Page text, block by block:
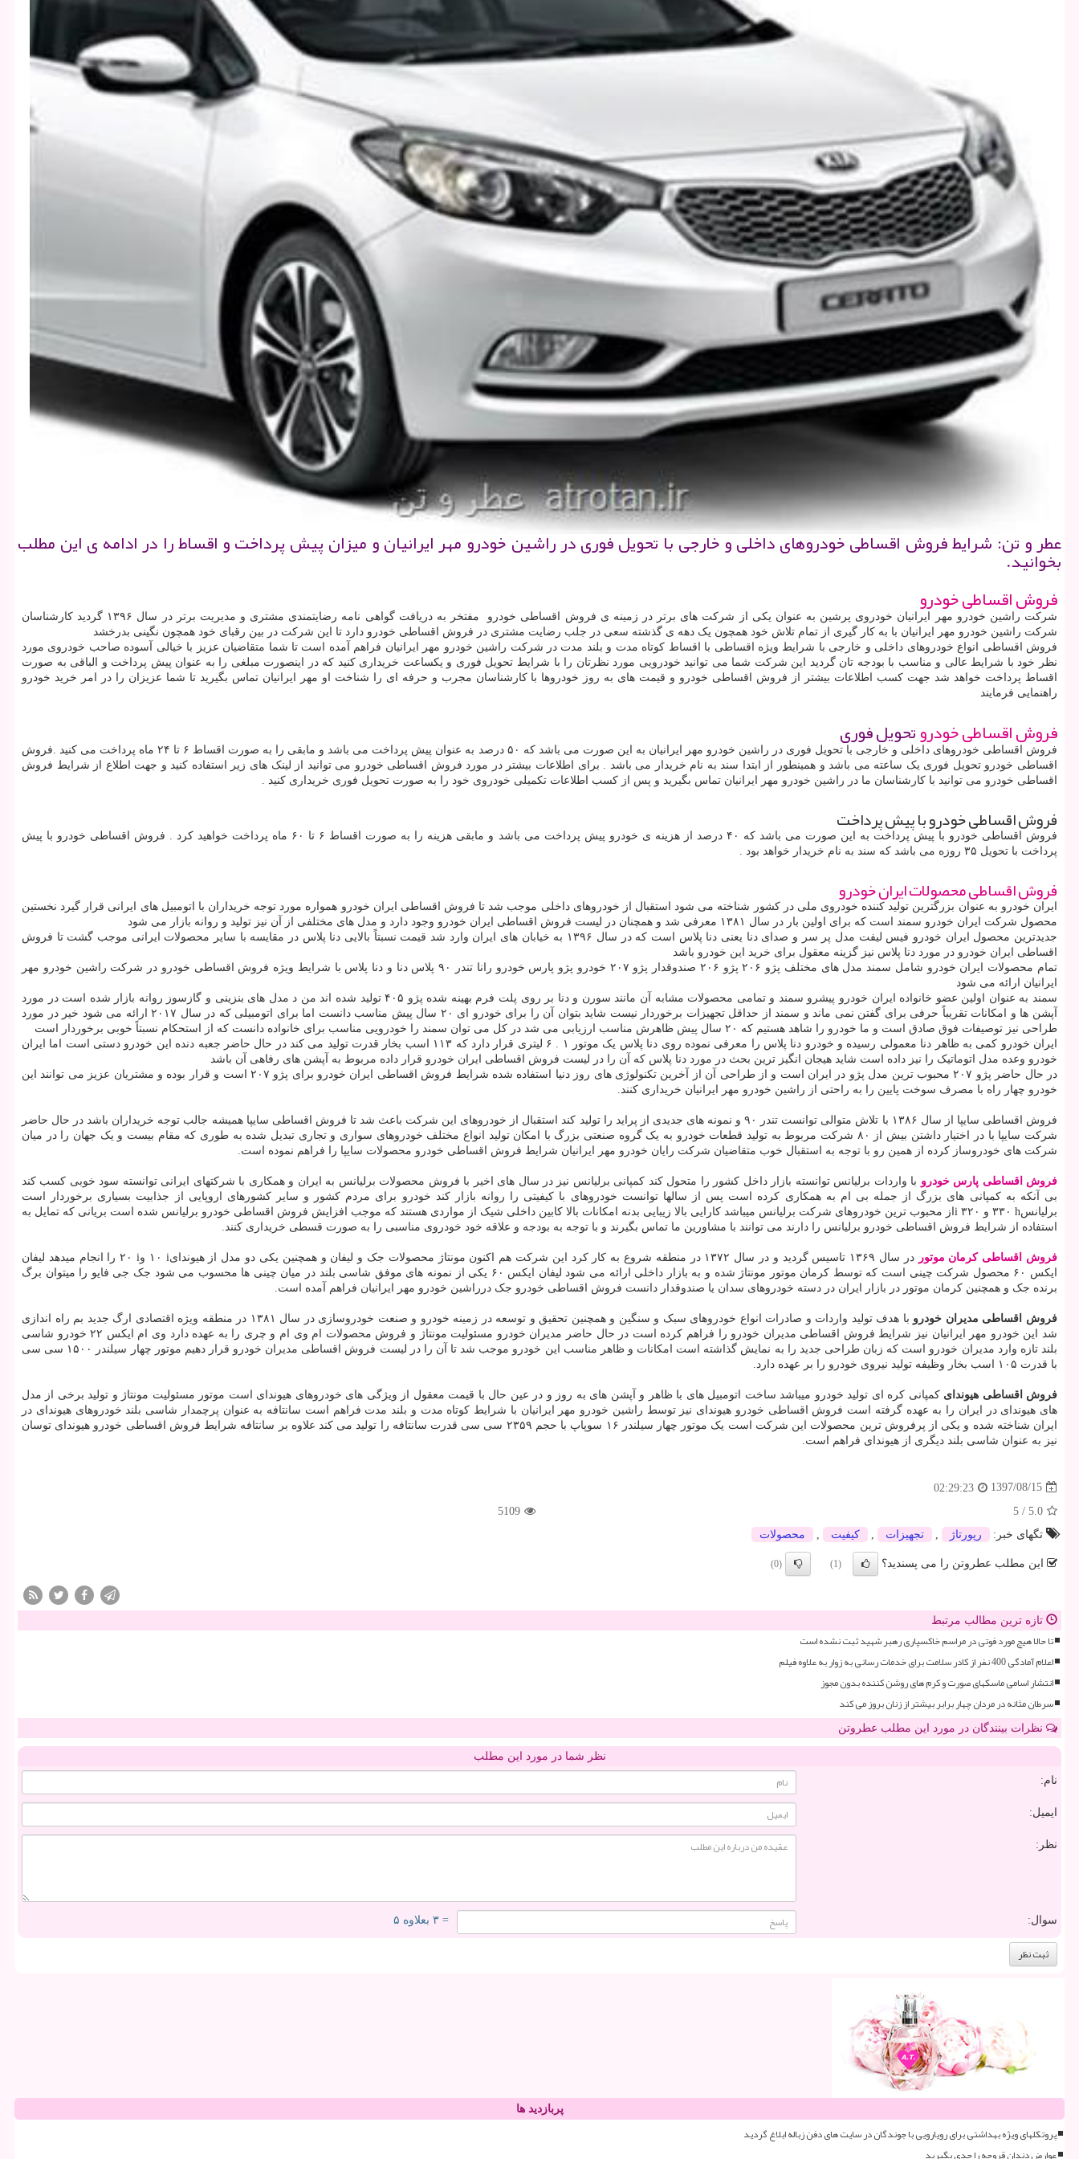
عطر و تن: شرایط فروش اقساطی خودروهای داخلی و خارجی با تحویل فوری در راشین خودرو مهر ایرانیان و میزان پیش پرداخت و اقساط را در ادامه ی این مطلب
بخوانید.
فروش اقساطی خودرو
شرکت راشین خودرو مهر ایرانیان خودروی پرشین به عنوان یکی از شرکت های برتر در زمینه ی فروش اقساطی خودرو مفتخر به دریافت گواهی نامه رضایتمندی مشتری و مدیریت برتر در سال ۱۳۹۶ گردید کارشناسان
شرکت راشین خودرو مهر ایرانیان با به کار گیری از تمام تلاش خود همچون یک دهه ی گذشته سعی در جلب رضایت مشتری در فروش اقساطی خودرو دارد تا این شرکت در بین رقبای خود همچون نگینی بدرخشد
فروش اقساطی انواع خودروهای داخلی و خارجی با شرایط ویژه اقساطی با اقساط کوتاه مدت و بلند مدت در شرکت راشین خودرو مهر ایرانیان فراهم آمده است تا شما متقاضیان عزیز با خیالی آسوده صاحب خودروی مورد
نظر خود با شرایط عالی و مناسب با بودجه تان گردید این شرکت شما می توانید خودرویی مورد نظرتان را با شرایط تحویل فوری و یکساعت خریداری کنید که در اینصورت مبلغی را به عنوان پیش پرداخت و الباقی به صورت
اقساط پرداخت خواهد شد جهت کسب اطلاعات بیشتر از فروش اقساطی خودرو و قیمت های به روز خودروها با کارشناسان مجرب و حرفه ای را شناخت او مهر ایرانیان تماس بگیرید تا شما عزیزان را در امر خرید خودرو
راهنمایی فرمایند
فروش اقساطی خودروتحویل فوری
فروش اقساطی خودروهای داخلی و خارجی با تحویل فوری در راشین خودرو مهر ایرانیان به این صورت می باشد که ۵۰ درصد به عنوان پیش پرداخت می باشد و مابقی را به صورت اقساط ۶ تا ۲۴ ماه پرداخت می کنید
فروش
اقساطی خودرو تحویل فوری یک ساعته می باشد و همینطور از ابتدا سند به نام خریدار می باشد . برای اطلاعات بیشتر در مورد فروش اقساطی خودرو می توانید از لینک های زیر استفاده کنید و جهت اطلاع از شرایط فروش
اقساطی خودرو می توانید با کارشناسان ما در راشین خودرو مهر ایرانیان تماس بگیرید و پس از کسب اطلاعات تکمیلی خودروی خود را به صورت تحویل فوری خریداری کنید .
فروش اقساطی خودرو با پیش پرداخت
فروش اقساطی خودرو با پیش پرداخت به این صورت می باشد که ۴۰ درصد از هزینه ی خودرو پیش پرداخت می باشد و مابقی هزینه را به صورت اقساط ۶ تا ۶۰ ماه پرداخت خواهید کرد . فروش اقساطی خودرو با پیش
پرداخت با تحویل ۳۵ روزه می باشد که سند به نام خریدار خواهد بود .
فروش اقساطی محصولات ایران خودرو
ایران خودرو به عنوان بزرگترین تولید کننده خودروی ملی در کشور شناخته می شود استقبال از خودروهای داخلی موجب شد تا فروش اقساطی ایران خودرو همواره مورد توجه خریداران با اتومبیل های ایرانی قرار گیرد نخستین
محصول شرکت ایران خودرو سمند است که برای اولین بار در سال ۱۳۸۱ معرفی شد و همچنان در لیست فروش اقساطی ایران خودرو وجود دارد و مدل های مختلفی از آن نیز تولید و روانه بازار می شود
جدیدترین محصول ایران خودرو فیس لیفت مدل پر سر و صدای دنا یعنی دنا پلاس است که در سال ۱۳۹۶ به خیابان های ایران وارد شد قیمت نسبتاً بالایی دنا پلاس در مقایسه با سایر محصولات ایرانی موجب گشت تا فروش
اقساطی ایران خودرو در مورد دنا پلاس نیز گزینه معقول برای خرید این خودرو باشد
تمام محصولات ایران خودرو شامل سمند مدل های مختلف پژو ۲۰۶ پژو ۲۰۶ صندوقدار پژو ۲۰۷ خودرو پژو پارس خودرو رانا تندر ۹۰ پلاس دنا و دنا پلاس با شرایط ویژه فروش اقساطی خودرو در شرکت راشین خودرو مهر
ایرانیان ارائه می شود
سمند به عنوان اولین عضو خانواده ایران خودرو پیشرو سمند و تمامی محصولات مشابه آن مانند سورن و دنا بر روی پلت فرم بهینه شده پژو ۴۰۵ تولید شده اند من د مدل های بنزینی و گازسوز روانه بازار شده است در مورد
آپشن ها و امکانات تقریباً حرفی برای گفتن نمی ماند و سمند از حداقل تجهیزات برخوردار نیست شاید بتوان آن را برای خودرو ای ۲۰ سال پیش مناسب دانست اما برای اتومبیلی که در سال ۲۰۱۷ ارائه می شود خیر در مورد
طراحی نیز توصیفات فوق صادق است و ما خودرو را شاهد هستیم که ۲۰ سال پیش ظاهرش مناسب ارزیابی می شد در کل می توان سمند را خودرویی مناسب برای خانواده دانست که از استحکام نسبتاً خوبی برخوردار است
ایران خودرو کمی به ظاهر دنا معمولی رسیده و خودرو دنا پلاس را معرفی نموده روی دنا پلاس یک موتور ۱ . ۶ لیتری قرار دارد که ۱۱۳ اسب بخار قدرت تولید می کند در حال حاضر جعبه دنده این خودرو دستی است اما ایران
خودرو وعده مدل اتوماتیک را نیز داده است شاید هیجان انگیز ترین بحث در مورد دنا پلاس که آن را در لیست فروش اقساطی ایران خودرو قرار داده مربوط به آپشن های رفاهی آن باشد
در حال حاضر پژو ۲۰۷ محبوب ترین مدل پژو در ایران است و از طراحی آن از آخرین تکنولوژی های روز دنیا استفاده شده شرایط فروش اقساطی ایران خودرو برای پژو ۲۰۷ است و قرار بوده و مشتریان عزیز می توانند این
خودرو چهار راه با مصرف سوخت پایین را به راحتی از راشین خودرو مهر ایرانیان خریداری کنند.
فروش اقساطی سایپا از سال ۱۳۸۶ با تلاش متوالی توانست تندر ۹۰ و نمونه های جدیدی از پراید را تولید کند استقبال از خودروهای این شرکت باعث شد تا فروش اقساطی سایپا همیشه جالب توجه خریداران باشد در حال حاضر
شرکت سایپا با در اختیار داشتن بیش از ۸۰ شرکت مربوط به تولید قطعات خودرو به یک گروه صنعتی بزرگ با امکان تولید انواع مختلف خودروهای سواری و تجاری تبدیل شده به طوری که مقام بیست و یک جهان را در میان
شرکت های خودروساز کرده از همین رو با توجه به استقبال خوب متقاضیان شرکت رایان خودرو مهر ایرانیان شرایط فروش اقساطی خودرو محصولات سایپا را فراهم نموده است.
فروش اقساطی پارس خودرو با واردات برلیانس توانسته بازار داخل کشور را متحول کند کمپانی برلیانس نیز در سال های اخیر با فروش محصولات برلیانس به ایران و همکاری با شرکتهای ایرانی توانسته سود خوبی کسب کند
بی آنکه به کمپانی های بزرگ از جمله بی ام به همکاری کرده است پس از سالها توانست خودروهای با کیفیتی را روانه بازار کند خودرو برای مردم کشور و سایر کشورهای اروپایی از جذابیت بسیاری برخوردار است
برلیانسh ۳۳۰ و ۳۲۰ iاز محبوب ترین خودروهای شرکت برلیانس میباشد کارایی بالا زیبایی بدنه امکانات بالا کابین داخلی شیک از مواردی هستند که موجب افزایش فروش اقساطی خودرو برلیانس شده است بریانی که تمایل به
استفاده از شرایط فروش اقساطی خودرو برلیانس را دارند می توانند با مشاورین ما تماس بگیرند و با توجه به بودجه و علاقه خود خودروی مناسبی را به صورت قسطی خریداری کنند.
فروش اقساطی کرمان موتور در سال ۱۳۶۹ تاسیس گردید و در سال ۱۳۷۲ در منطقه شروع به کار کرد این شرکت هم اکنون مونتاژ محصولات جک و لیفان و همچنین یکی دو مدل از هیوندای i ۱۰ و i
۲۰ را انجام میدهد لیفان
ایکس ۶۰ محصول شرکت چینی است که توسط کرمان موتور مونتاژ شده و به بازار داخلی ارائه می شود لیفان ایکس ۶۰ یکی از نمونه های موفق شاسی بلند در میان چینی ها محسوب می شود جک جی فایو را میتوان برگ
برنده جک و همچنین کرمان موتور در بازار ایران در دسته خودروهای سدان یا صندوقدار دانست فروش اقساطی خودرو جک درراشین خودرو مهر ایرانیان فراهم آمده است.
فروش اقساطی مدیران خودرو
با هدف تولید واردات و صادرات انواع خودروهای سبک و سنگین و همچنین تحقیق و توسعه در زمینه خودرو و صنعت خودروسازی در سال ۱۳۸۱ در منطقه ویژه اقتصادی ارگ جدید بم راه اندازی
شد این خودرو مهر ایرانیان نیز شرایط فروش اقساطی مدیران خودرو را فراهم کرده است در حال حاضر مدیران خودرو مسئولیت مونتاژ و فروش محصولات ام وی ام و چری را به عهده دارد وی ام ایکس ۲۲ خودرو شاسی
بلند تازه وارد مدیران خودرو است که زبان طراحی جدید را به نمایش گذاشته است امکانات و ظاهر مناسب این خودرو موجب شد تا آن را در لیست فروش اقساطی مدیران خودرو قرار دهیم موتور چهار سیلندر ۱۵۰۰ سی سی
با قدرت ۱۰۵ اسب بخار وظیفه تولید نیروی خودرو را بر عهده دارد.
فروش اقساطی هیوندای کمپانی کره ای تولید خودرو میباشد ساخت اتومبیل های با ظاهر و آپشن های به روز و در عین حال با قیمت معقول از ویژگی های خودروهای هیوندای است موتور مسئولیت مونتاژ و تولید برخی از مدل
های هیوندای در ایران را به عهده گرفته است فروش اقساطی خودرو هیوندای نیز توسط راشین خودرو مهر ایرانیان با شرایط کوتاه مدت و بلند مدت فراهم است سانتافه به عنوان پرچمدار شاسی بلند خودروهای هیوندای در
ایران شناخته شده و یکی از پرفروش ترین محصولات این شرکت است یک موتور چهار سیلندر ۱۶ سوپاپ با حجم ۲۳۵۹ سی سی قدرت سانتافه را تولید می کند علاوه بر سانتافه شرایط فروش اقساطی خودرو هیوندای توسان
نیز به عنوان شاسی بلند دیگری از هیوندای فراهم است.
1397/08/15
02:29:23
5.0
/
5
5109
تگهای خبر:
رپورتاژ تجهیزات كیفیت محصولات
این مطلب عطروتن را می پسندید؟ (1)
(0)
تازه ترین مطالب مرتبط
تا حالا هیچ مورد فوتی در مراسم خاکسپاری رهبر شهید ثبت نشده است
اعلام آمادگی 400 نفر از کادر سلامت برای خدمات رسانی به زوار به علاوه فیلم
انتشار اسامی ماسکهای صورت و کرم های روشن کننده بدون مجوز
سرطان مثانه در مردان چهار برابر بیشتر از زنان بروز می کند
نظرات بینندگان در مورد این مطلب عطروتن
نظر شما در مورد این مطلب
نام:
ایمیل:
نظر:
سوال: = ۳ بعلاوه ۵
پربازدید ها
پروتکلهای ویژه بهداشتی برای رویارویی با جوندگان در سایت های دفن زباله ابلاغ گردید
عوارض دندان قروچه را جدی بگیرید